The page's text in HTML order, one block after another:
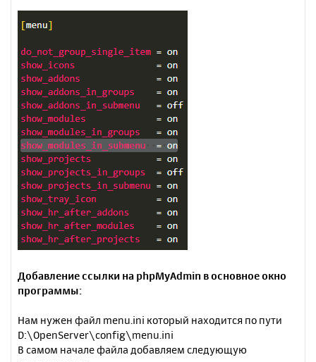
Добавление ссылки на phpMyAdmin в основное окно
программы:
Нам нужен файл menu.ini который находится по пути
D:\OpenServer\config\menu.ini
В самом начале файла добавляем следующую